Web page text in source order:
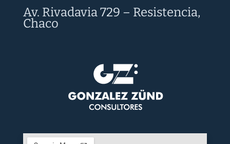
Av. Rivadavia 729 – Resistencia,
Chaco